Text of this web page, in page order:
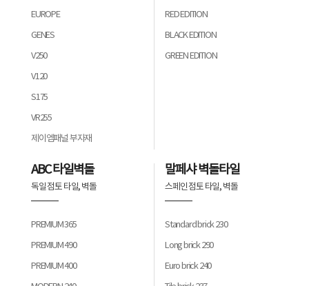
EUROPE
GENES
V250
V120
S175
VR255
제이엠패널 부자재
RED EDITION
BLACK EDITION
GREEN EDITION
ABC 타일벽돌
독일 점토 타일, 벽돌
PREMIUM 365
PREMIUM 490
PREMIUM 400
말페샤 벽돌타일
스페인 점토 타일, 벽돌
Standard brick 230
Long brick 290
Euro brick 240